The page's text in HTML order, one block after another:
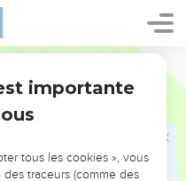
point.
rappellerai les oeuvres
reçoit pas lui-même les
importante
tous les cookies », vous
traceurs (comme des